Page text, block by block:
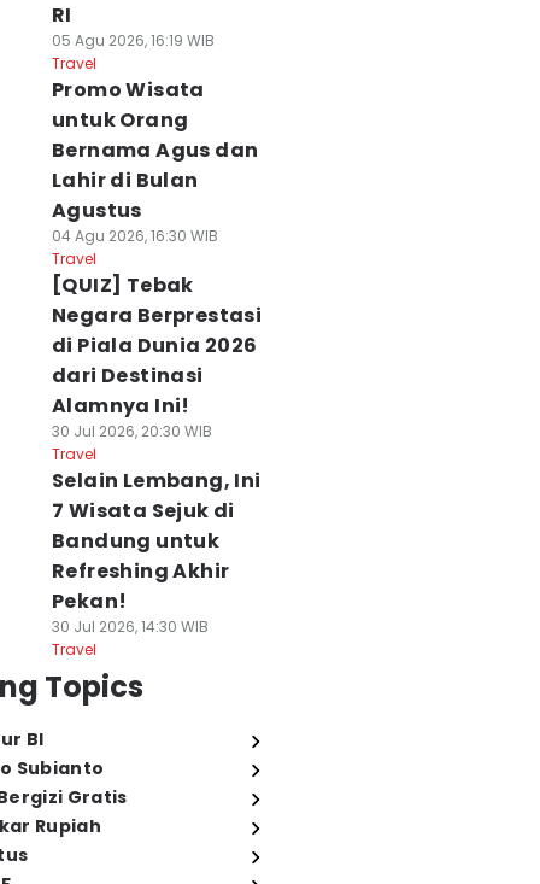
RI
05 Agu 2026, 16:19 WIB
Travel
Promo Wisata
untuk Orang
Bernama Agus dan
Lahir di Bulan
Agustus
04 Agu 2026, 16:30 WIB
Travel
[QUIZ] Tebak
Negara Berprestasi
di Piala Dunia 2026
dari Destinasi
Alamnya Ini!
30 Jul 2026, 20:30 WIB
Travel
Selain Lembang, Ini
7 Wisata Sejuk di
Bandung untuk
Refreshing Akhir
Pekan!
30 Jul 2026, 14:30 WIB
Travel
Topics
BI
Subianto
Gratis
Rupiah